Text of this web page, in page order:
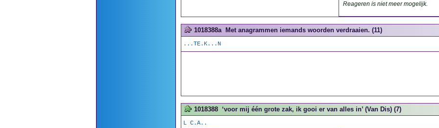
Reageren is niet meer mogelijk.
1018388a Met anagrammen iemands woorden verdraaien. (11)
...TE.K...N
1018388 ‘voor mij één grote zak, ik gooi er van alles in’ (Van Dis) (7)
L C.A..